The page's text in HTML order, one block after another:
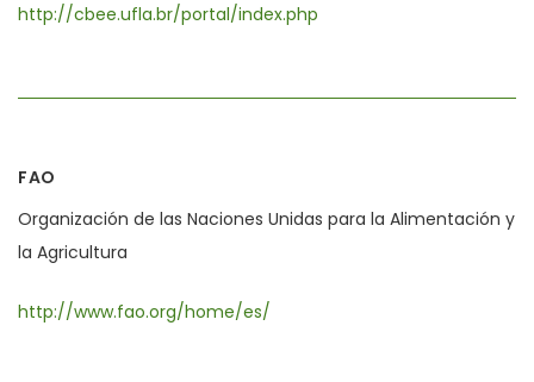
http://cbee.ufla.br/portal/index.php
FAO
Organización de las Naciones Unidas para la Alimentación y
la Agricultura
http://www.fao.org/home/es/